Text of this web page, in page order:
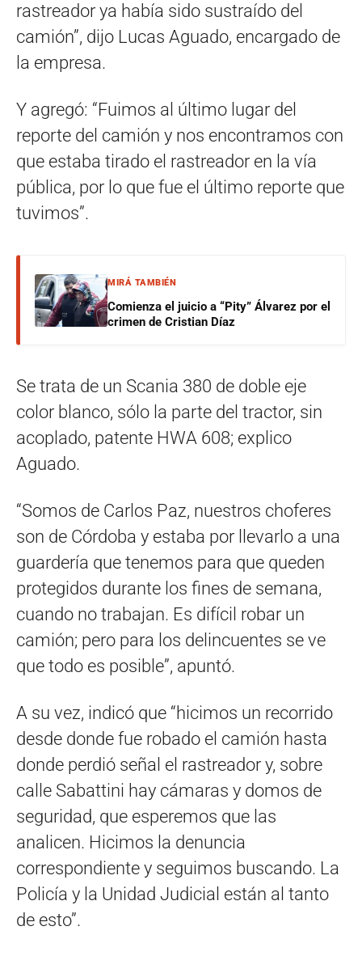
rastreador ya había sido sustraído del
camión”, dijo Lucas Aguado, encargado de
la empresa.
Y agregó: “Fuimos al último lugar del
reporte del camión y nos encontramos con
que estaba tirado el rastreador en la vía
pública, por lo que fue el último reporte que
tuvimos”.
MIRÁ TAMBIÉN
Comienza el juicio a “Pity” Álvarez por el
crimen de Cristian Díaz
Se trata de un Scania 380 de doble eje
color blanco, sólo la parte del tractor, sin
acoplado, patente HWA 608; explico
Aguado.
“Somos de Carlos Paz, nuestros choferes
son de Córdoba y estaba por llevarlo a una
guardería que tenemos para que queden
protegidos durante los fines de semana,
cuando no trabajan. Es difícil robar un
camión; pero para los delincuentes se ve
que todo es posible”, apuntó.
A su vez, indicó que “hicimos un recorrido
desde donde fue robado el camión hasta
donde perdió señal el rastreador y, sobre
calle Sabattini hay cámaras y domos de
seguridad, que esperemos que las
analicen. Hicimos la denuncia
correspondiente y seguimos buscando. La
Policía y la Unidad Judicial están al tanto
de esto”.